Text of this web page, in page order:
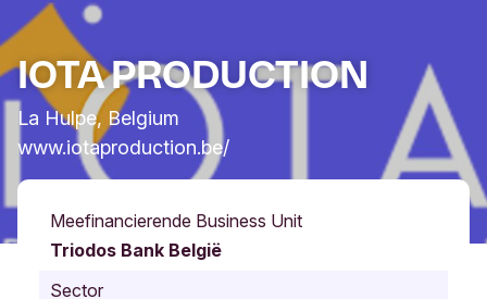
IOTA PRODUCTION
La Hulpe, Belgium
www.iotaproduction.be/
Meefinancierende Business Unit
Triodos Bank België
Sector